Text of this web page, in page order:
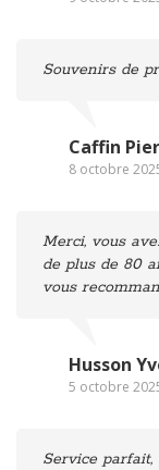
Souvenirs de
Caffin
8 octobre
Merci, vous
de plus de 80
vous
Husson
5 octobre
Service